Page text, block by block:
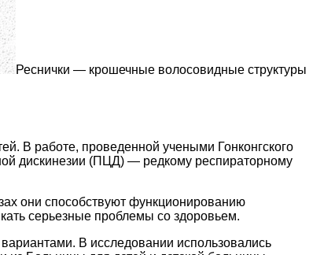
Реснички — крошечные волосовидные структуры
В работе, проведенной учеными Гонконгского
дискинезии (ПЦД) — редкому респираторному
они способствуют функционированию
серьезные проблемы со здоровьем.
В исследовании использовались